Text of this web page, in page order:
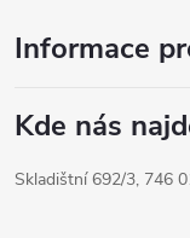
Informace
Kde nás
Skladištní 692/3, 746